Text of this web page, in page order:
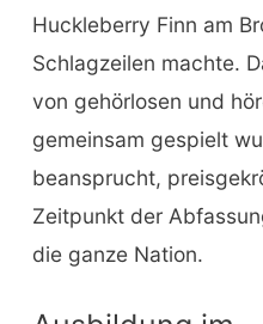
Huckleberry Finn am
Schlagzeilen machte.
von gehörlosen und
gemeinsam gespielt
beansprucht,
Zeitpunkt der
die ganze Nation.